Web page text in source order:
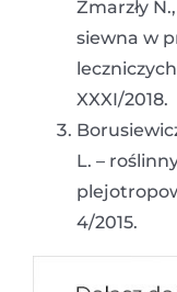
Zmarzły
siewna w
XXXI/2018.
L. –
4/2015.